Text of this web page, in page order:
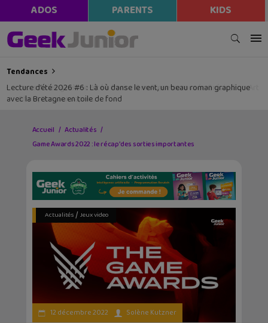
ADOS PARENTS KIDS
Tendances
Lecture d’été 2026 #6 : Là où danse le vent, un beau roman graphique
avec la Bretagne en toile de fond
Accueil
Actualités
Game Awards 2022 : le récap’ des sorties importantes
Actualités/ Jeux video
12 décembre 2022 Solène Kutzner
modal-check